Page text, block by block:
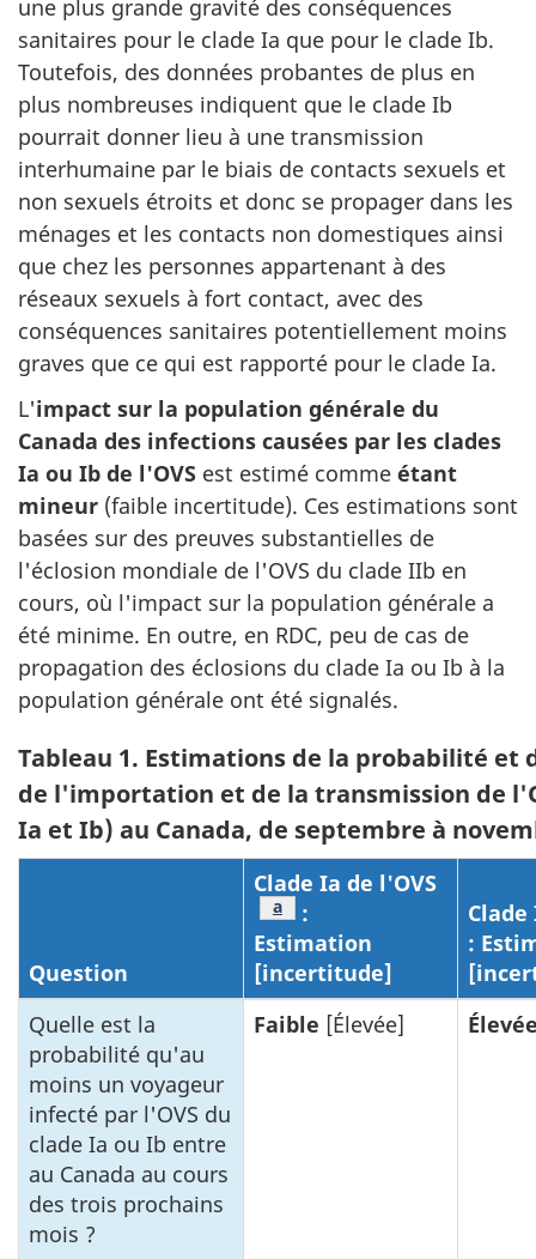
une plus grande gravité des conséquences
sanitaires pour le clade Ia que pour le clade Ib.
Toutefois, des données probantes de plus en
plus nombreuses indiquent que le clade Ib
pourrait donner lieu à une transmission
interhumaine par le biais de contacts sexuels et
non sexuels étroits et donc se propager dans les
ménages et les contacts non domestiques ainsi
que chez les personnes appartenant à des
réseaux sexuels à fort contact, avec des
conséquences sanitaires potentiellement moins
graves que ce qui est rapporté pour le clade Ia.
L'impact sur la population générale du
Canada des infections causées par les clades
Ia ou Ib de l'OVS est estimé comme étant
mineur (faible incertitude). Ces estimations sont
basées sur des preuves substantielles de
l'éclosion mondiale de l'OVS du clade IIb en
cours, où l'impact sur la population générale a
été minime. En outre, en RDC, peu de cas de
propagation des éclosions du clade Ia ou Ib à la
population générale ont été signalés.
Tableau 1. Estimations de la probabilité et
de l'importation et de la transmission de
Ia et Ib) au Canada, de septembre à
Question
Clade Ia de l'OVS
Tableau 1 Note de bas de page
a
:
Estimation
[incertitude]
Clade
:
Quelle est la
probabilité qu'au
moins un voyageur
infecté par l'OVS du
clade Ia ou Ib entre
au Canada au cours
des trois prochains
mois ?
Faible [Élevée]